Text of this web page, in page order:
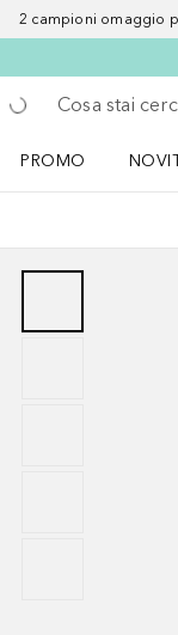
2 campioni omaggio
Torna indietro
Esegui ricerca
PROMO